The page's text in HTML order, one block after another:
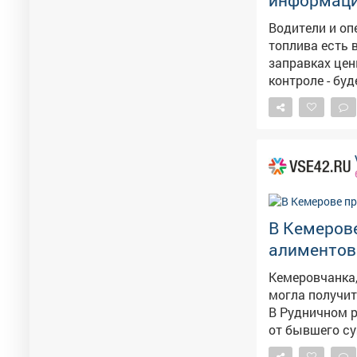
Водители и
топлива есть
заправках цены начали
контроле -
логистами,
В
алиментов
могла
В Рудничном
от бывшего
долгое время